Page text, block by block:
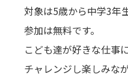
対象は5歳から中学3年
参加は無料です。
こども達が好きな仕事
チャレンジし楽しみな